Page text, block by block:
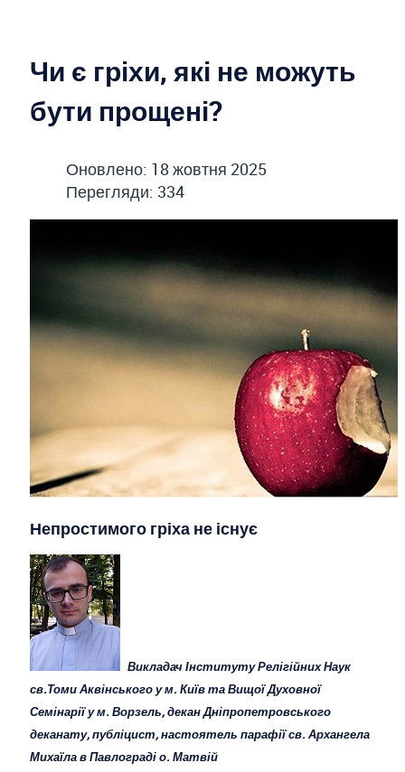
Чи є гріхи, які не можуть
бути прощені?
Оновлено: 18 жовтня 2025
Перегляди: 334
Непростимого гріха не існує
Викладач Інституту Релігійних Наук
св.Томи Аквінського у м. Київ та Вищої Духовної
Семінарії у м. Ворзель, декан Дніпропетровського
деканату, публіцист, настоятель парафії св. Архангела
Михаїла в Павлограді о. Матвій